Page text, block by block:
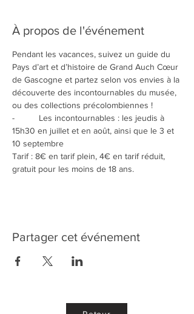
À propos de l'événement
Pendant les vacances, suivez un guide du
Pays d’art et d’histoire de Grand Auch Cœur
de Gascogne et partez selon vos envies à la
découverte des incontournables du musée,
ou des collections précolombiennes !
-          Les incontournables : les jeudis à
15h30 en juillet et en août, ainsi que le 3 et
10 septembre
Tarif : 8€ en tarif plein, 4€ en tarif réduit,
gratuit pour les moins de 18 ans.
Partager cet événement